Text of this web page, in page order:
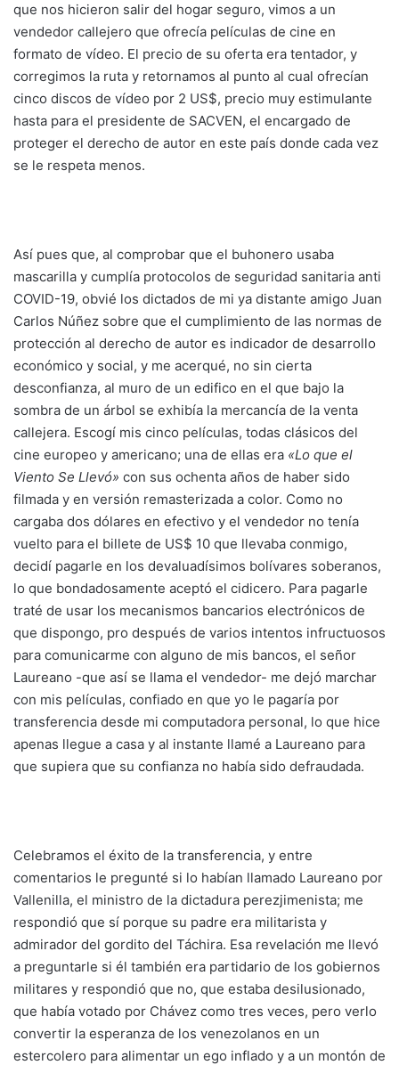
que nos hicieron salir del hogar seguro, vimos a un
vendedor callejero que ofrecía películas de cine en
formato de vídeo. El precio de su oferta era tentador, y
corregimos la ruta y retornamos al punto al cual ofrecían
cinco discos de vídeo por 2 US$, precio muy estimulante
hasta para el presidente de SACVEN, el encargado de
proteger el derecho de autor en este país donde cada vez
se le respeta menos.
Así pues que, al comprobar que el buhonero usaba
mascarilla y cumplía protocolos de seguridad sanitaria anti
COVID-19, obvié los dictados de mi ya distante amigo Juan
Carlos Núñez sobre que el cumplimiento de las normas de
protección al derecho de autor es indicador de desarrollo
económico y social, y me acerqué, no sin cierta
desconfianza, al muro de un edifico en el que bajo la
sombra de un árbol se exhibía la mercancía de la venta
callejera. Escogí mis cinco películas, todas clásicos del
cine europeo y americano; una de ellas era «Lo que el
Viento Se Llevó» con sus ochenta años de haber sido
filmada y en versión remasterizada a color. Como no
cargaba dos dólares en efectivo y el vendedor no tenía
vuelto para el billete de US$ 10 que llevaba conmigo,
decidí pagarle en los devaluadísimos bolívares soberanos,
lo que bondadosamente aceptó el cidicero. Para pagarle
traté de usar los mecanismos bancarios electrónicos de
que dispongo, pro después de varios intentos infructuosos
para comunicarme con alguno de mis bancos, el señor
Laureano -que así se llama el vendedor- me dejó marchar
con mis películas, confiado en que yo le pagaría por
transferencia desde mi computadora personal, lo que hice
apenas llegue a casa y al instante llamé a Laureano para
que supiera que su confianza no había sido defraudada.
Celebramos el éxito de la transferencia, y entre
comentarios le pregunté si lo habían llamado Laureano por
Vallenilla, el ministro de la dictadura perezjimenista; me
respondió que sí porque su padre era militarista y
admirador del gordito del Táchira. Esa revelación me llevó
a preguntarle si él también era partidario de los gobiernos
militares y respondió que no, que estaba desilusionado,
que había votado por Chávez como tres veces, pero verlo
convertir la esperanza de los venezolanos en un
estercolero para alimentar un ego inflado y a un montón de